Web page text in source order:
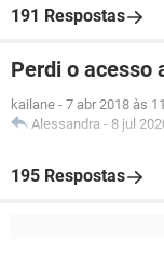
191 Respostas
Perdi o acesso
kailane - 7 abr 2018 às
Alessandra - 8 jul
195 Respostas